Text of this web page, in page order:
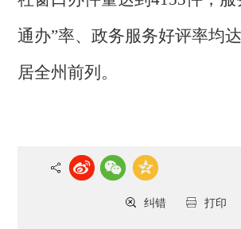
通办”率、政务服务好评率均
居全州前列。
打印
纠错